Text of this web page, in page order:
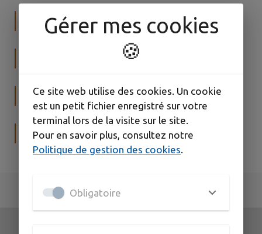
Kiosque
Guichet urbanisme
Numéros d'urgence
Inscription transports scolaires
Gérer mes cookies
🍪
Ce site web utilise des cookies. Un cookie
est un petit fichier enregistré sur votre
terminal lors de la visite sur le site.
Pour en savoir plus, consultez notre
Politique de gestion des cookies.
Obligatoire